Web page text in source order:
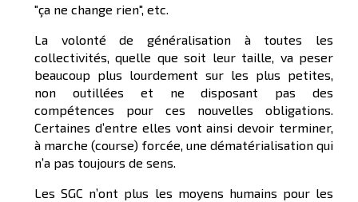
"ça ne change rien", etc.
La volonté de généralisation à toutes les
collectivités, quelle que soit leur taille, va peser
beaucoup plus lourdement sur les plus petites,
non outillées et ne disposant pas des
compétences pour ces nouvelles obligations.
Certaines d’entre elles vont ainsi devoir terminer,
à marche (course) forcée, une dématérialisation qui
n’a pas toujours de sens.
Les SGC n’ont plus les moyens humains pour les